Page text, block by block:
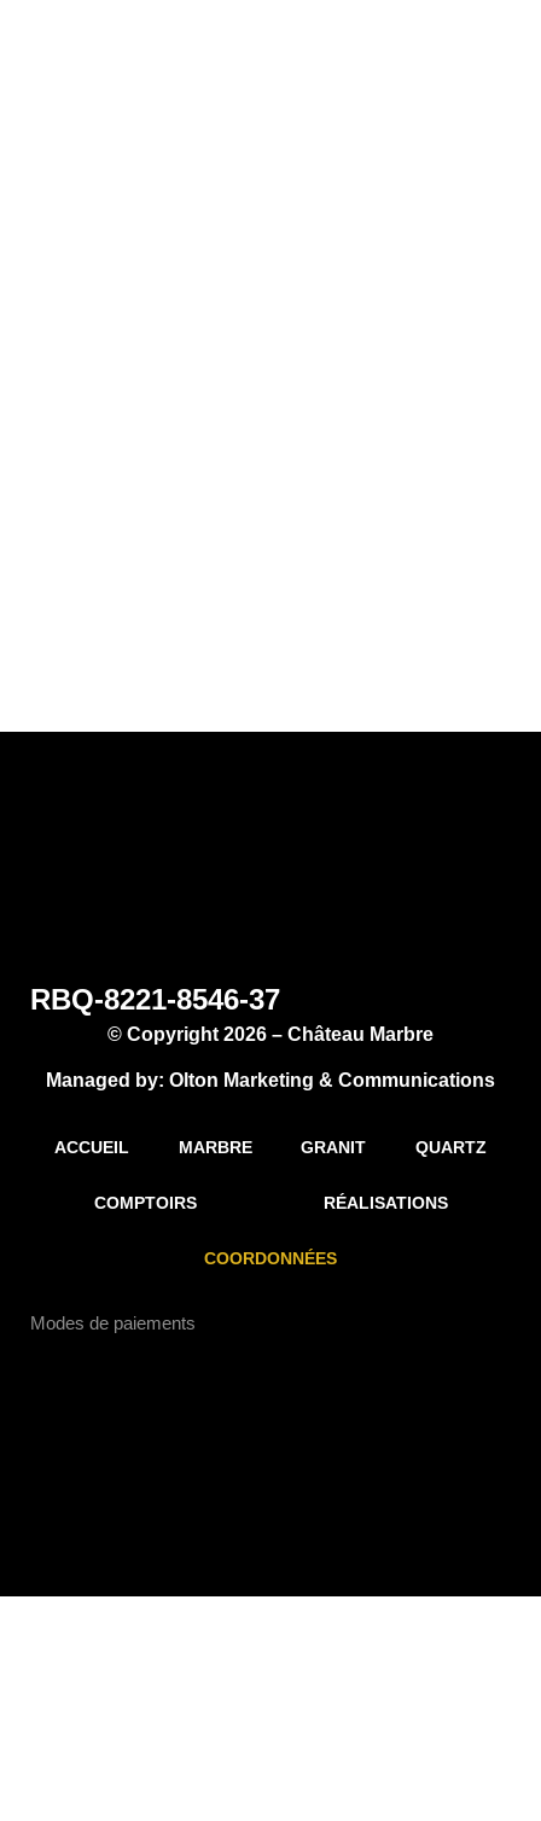
RBQ-8221-8546-37
© Copyright 2026 – Château Marbre
Managed by: Olton Marketing & Communications
ACCUEIL MARBRE GRANIT QUARTZ
COMPTOIRS RÉALISATIONS
COORDONNÉES
Modes de paiements